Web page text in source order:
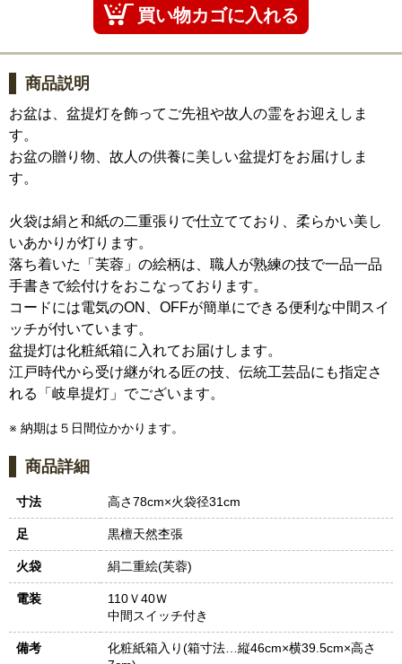
商品説明
お盆は、盆提灯を飾ってご先祖や故人の霊をお迎えしま
す。
お盆の贈り物、故人の供養に美しい盆提灯をお届けしま
す。
火袋は絹と和紙の二重張りで仕立てており、柔らかい美し
いあかりが灯ります。
落ち着いた「芙蓉」の絵柄は、職人が熟練の技で一品一品
手書きで絵付けをおこなっております。
コードには電気のON、OFFが簡単にできる便利な中間スイ
ッチが付いています。
盆提灯は化粧紙箱に入れてお届けします。
江戸時代から受け継がれる匠の技、伝統工芸品にも指定さ
れる「岐阜提灯」でございます。
※ 納期は５日間位かかります。
商品詳細
寸法 高さ78cm×火袋径31cm
足 黒檀天然杢張
火袋 絹二重絵(芙蓉)
電装
110Ｖ40Ｗ
中間スイッチ付き
備考
化粧紙箱入り(箱寸法…縦46cm×横39.5cm×高さ